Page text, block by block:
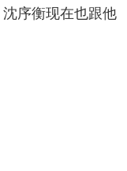
序衡现在也跟他